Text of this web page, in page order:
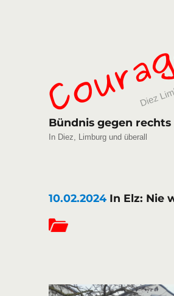
Bündnis gegen rechts
In Diez, Limburg und überall
10.02.2024 In Elz: Nie